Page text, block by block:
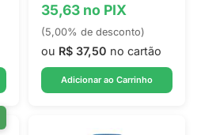
35,63 no PIX
(5,00% de desconto)
ou R$ 37,50 no cartão
Adicionar ao Carrinho